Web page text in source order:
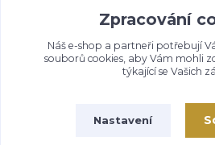
Zpracování
Náš e-shop a partneři potřebují
souborů cookies, aby Vám mohli
týkající se Vašich
Nastavení